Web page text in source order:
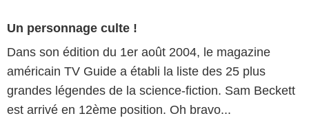
Un personnage culte !
Dans son édition du 1er août 2004, le magazine
américain TV Guide a établi la liste des 25 plus
grandes légendes de la science-fiction. Sam Beckett
est arrivé en 12ème position. Oh bravo...